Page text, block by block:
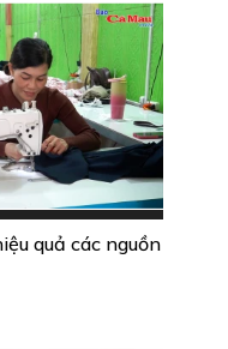
quả các nguồn